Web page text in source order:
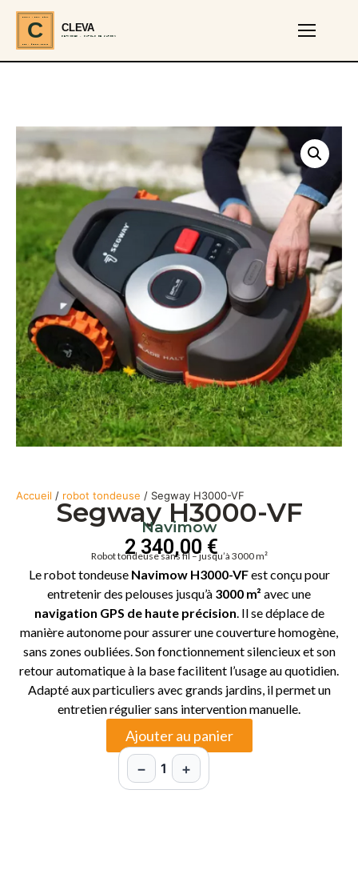
C
CLEVA · EST. 2024
REF · GARDEN TOOLS
CLEVA
SERVICES · OUTILS DE JARDIN
Accueil / robot tondeuse / Segway H3000-VF
Segway H3000-VF
Navimow
2 340,00 €
Robot tondeuse sans fil – jusqu’à 3000 m²
Le robot tondeuse Navimow H3000-VFest conçu pour
entretenir des pelouses jusqu’à 3000 m² avec une
navigation GPS de haute précision. Il se déplace de
manière autonome pour assurer une couverture homogène,
sans zones oubliées. Son fonctionnement silencieux et son
retour automatique à la base facilitent l’usage au quotidien.
Adapté aux particuliers avec grands jardins, il permet un
entretien régulier sans intervention manuelle.
Ajouter au panier
− 1 +